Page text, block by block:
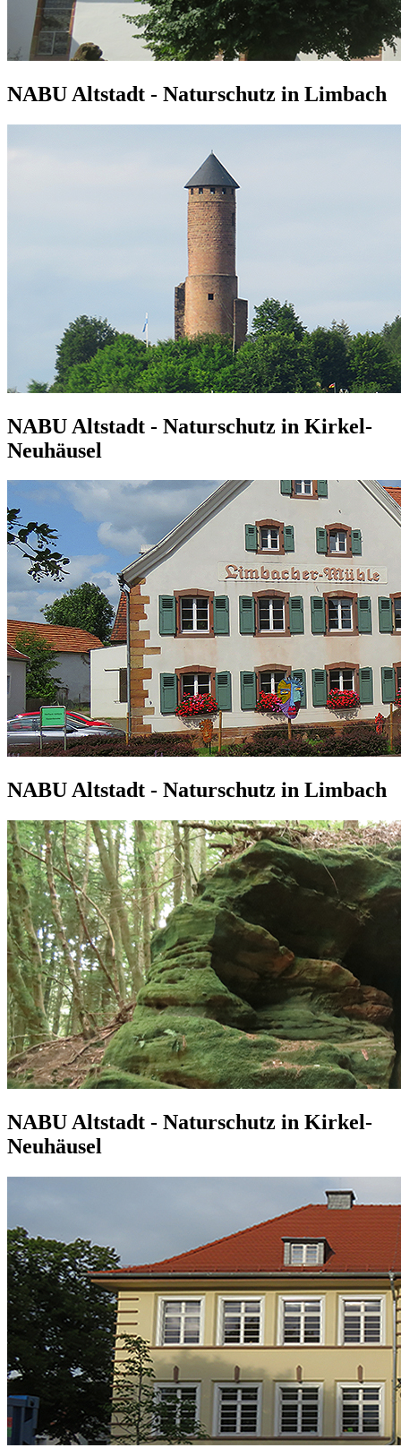
NABU Altstadt - Naturschutz in Limbach
NABU Altstadt - Naturschutz in Kirkel-
Neuhäusel
NABU Altstadt - Naturschutz in Limbach
NABU Altstadt - Naturschutz in Kirkel-
Neuhäusel